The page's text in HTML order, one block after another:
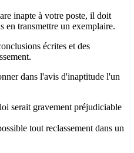
inapte à votre poste, il doit
en transmettre un exemplaire.
écrites et des
dans l'avis d'inaptitude l'un
serait gravement préjudiciable
tout reclassement dans un